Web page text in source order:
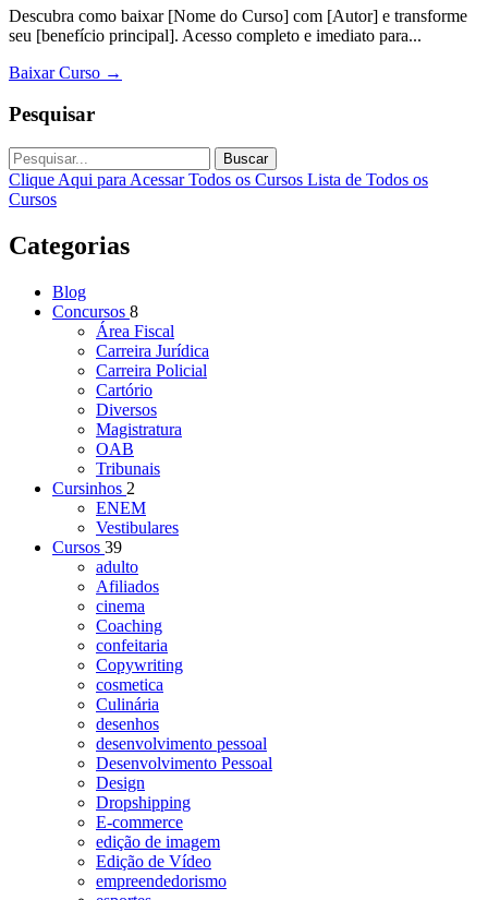
Descubra como baixar [Nome do Curso] com [Autor] e transforme
seu [benefício principal]. Acesso completo e imediato para...
Baixar Curso →
Pesquisar
Buscar
Clique Aqui para Acessar Todos os Cursos Lista de Todos os
Cursos
Categorias
Blog
Concursos 8
Área Fiscal
Carreira Jurídica
Carreira Policial
Cartório
Diversos
Magistratura
OAB
Tribunais
Cursinhos 2
ENEM
Vestibulares
Cursos 39
adulto
Afiliados
cinema
Coaching
confeitaria
Copywriting
cosmetica
Culinária
desenhos
desenvolvimento pessoal
Desenvolvimento Pessoal
Design
Dropshipping
E-commerce
edição de imagem
Edição de Vídeo
empreendedorismo